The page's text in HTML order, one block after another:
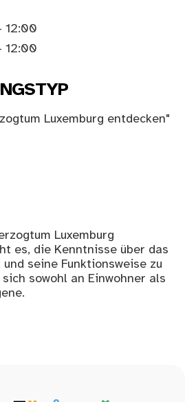
Luxemburg entdecken"
Luxemburg
es, die Kenntnisse über das
seine Funktionsweise zu
sowohl an Einwohner als